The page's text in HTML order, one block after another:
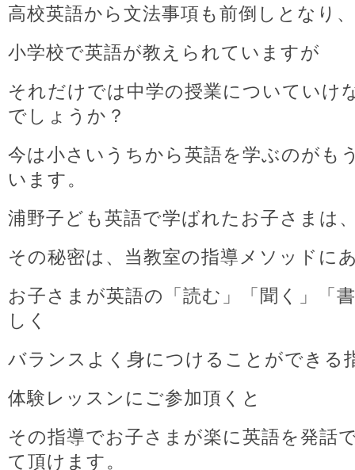
高校英語から文法事項も前倒しとなり
小学校で英語が教えられていますが
それだけでは中学の授業についていけ
でしょうか？
今は小さいうちから英語を学ぶのがも
います。
浦野子ども英語で学ばれたお子さまは
その秘密は、当教室の指導メソッドに
お子さまが英語の「読む」「聞く」「
しく
バランスよく身につけることができる
体験レッスンにご参加頂くと
その指導でお子さまが楽に英語を発話
て頂けます。